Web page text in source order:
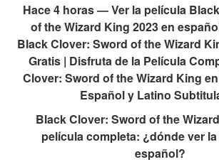
Hace 4 horas — Ver la película
of the Wizard King 2023 en
Black Clover: Sword of the Wizard
Gratis | Disfruta de la Película
Clover: Sword of the Wizard King
Español y Latino
Black Clover: Sword of the
película completa: ¿dónde ver
español?